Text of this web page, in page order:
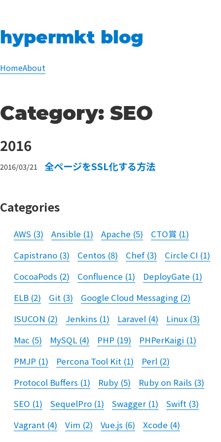
hypermkt blog
HomeAbout
Category: SEO
2016
2016/03/21 全ページをSSL化する方法
Categories
AWS (3) Ansible (1) Apache (5) CTO賞 (1)
Capistrano (3) Centos (8) Chef (3) Circle CI (1)
CocoaPods (2) Confluence (1) DeployGate (1)
ELB (2) Git (3) Google Cloud Messaging (2)
ISUCON (2) Jenkins (1) Laravel (4) Linux (3)
Mac (5) MySQL (4) PHP (19) PHPerKaigi (1)
PMJP (1) Percona Tool Kit (1) Perl (2)
Protocol Buffers (1) Ruby (5) Ruby on Rails (3)
SEO (1) SequelPro (1) Swagger (1) Swift (3)
Vagrant (4) Vim (2) Vue.js (6) Xcode (4)